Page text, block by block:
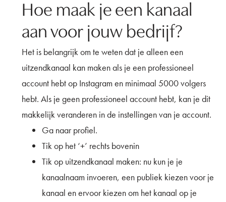
Hoe maak je een kanaal
aan voor jouw bedrijf?
Het is belangrijk om te weten dat je alleen een
uitzendkanaal kan maken als je een professioneel
account hebt op Instagram en minimaal 5000 volgers
hebt. Als je geen professioneel account hebt, kan je dit
makkelijk veranderen in de instellingen van je account.
Ga naar profiel.
Tik op het ‘+’ rechts bovenin
Tik op uitzendkanaal maken: nu kun je je
kanaalnaam invoeren, een publiek kiezen voor je
kanaal en ervoor kiezen om het kanaal op je